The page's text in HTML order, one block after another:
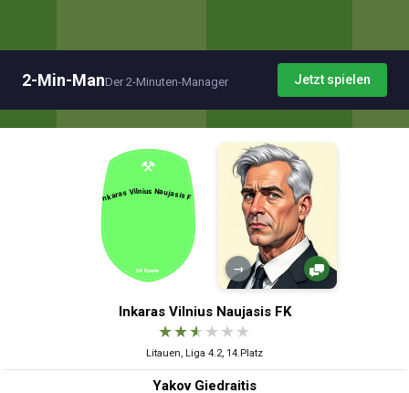
2-Min-ManDer 2-Minuten-Manager Jetzt spielen
→
Inkaras Vilnius Naujasis FK
★★★ ★ ★ ★
Litauen, Liga 4.2, 14.Platz
Yakov Giedraitis